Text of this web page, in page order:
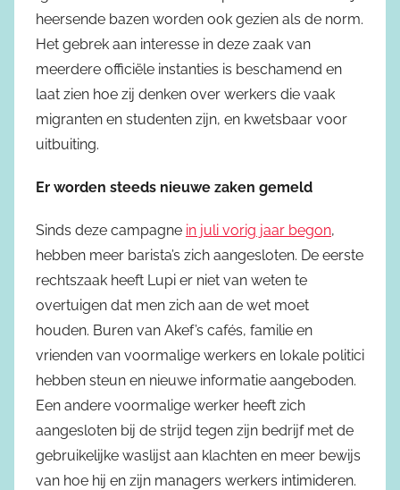
heersende bazen worden ook gezien als de norm.
Het gebrek aan interesse in deze zaak van
meerdere officiële instanties is beschamend en
laat zien hoe zij denken over werkers die vaak
migranten en studenten zijn, en kwetsbaar voor
uitbuiting.
Er worden steeds nieuwe zaken gemeld
Sinds deze campagne in juli vorig jaar begon,
hebben meer barista’s zich aangesloten. De eerste
rechtszaak heeft Lupi er niet van weten te
overtuigen dat men zich aan de wet moet
houden. Buren van Akef’s cafés, familie en
vrienden van voormalige werkers en lokale politici
hebben steun en nieuwe informatie aangeboden.
Een andere voormalige werker heeft zich
aangesloten bij de strijd tegen zijn bedrijf met de
gebruikelijke waslijst aan klachten en meer bewijs
van hoe hij en zijn managers werkers intimideren.